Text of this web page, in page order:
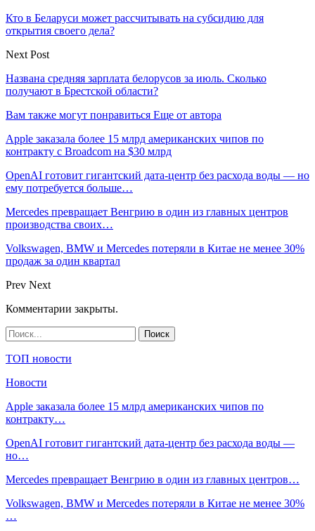
Кто в Беларуси может рассчитывать на субсидию для
открытия своего дела?
Next Post
Названа средняя зарплата белорусов за июль. Сколько
получают в Брестской области?
Вам также могут понравиться Еще от автора
Apple заказала более 15 млрд американских чипов по
контракту с Broadcom на $30 млрд
OpenAI готовит гигантский дата-центр без расхода воды — но
ему потребуется больше…
Mercedes превращает Венгрию в один из главных центров
производства своих…
Volkswagen, BMW и Mercedes потеряли в Китае не менее 30%
продаж за один квартал
Prev Next
Комментарии закрыты.
ТОП новости
Новости
Apple заказала более 15 млрд американских чипов по
контракту…
OpenAI готовит гигантский дата-центр без расхода воды —
но…
Mercedes превращает Венгрию в один из главных центров…
Volkswagen, BMW и Mercedes потеряли в Китае не менее 30%
…